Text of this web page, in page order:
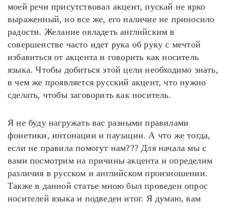
моей речи присутствовал акцент, пускай не ярко
выраженный, но все же, его наличие не приносило
радости. Желание овладеть английским в
совершенстве часто идет рука об руку с мечтой
избавиться от акцента и говорить как носитель
языка. Чтобы добиться этой цели необходимо знать,
в чем же проявляется русский акцент, что нужно
сделать, чтобы заговорить как носитель.
Я не буду нагружать вас разными правилами
фонетики, интонации и паузации. А что же тогда,
если не правила помогут нам??? Для начала мы с
вами посмотрим на причины акцента и определим
различия в русском и английском произношении.
Также в данной статье мною был проведен опрос
носителей языка и подведен итог. Я думаю, вам